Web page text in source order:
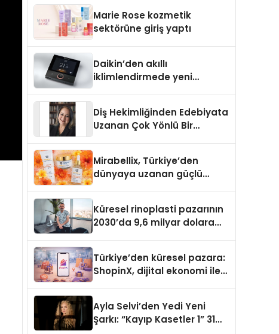
Aldı
Marie Rose kozmetik
sektörüne giriş yaptı
Daikin’den akıllı
iklimlendirmede yeni
Diş Hekimliğinden Edebiyata
Uzanan Çok Yönlü Bir
Mirabellix, Türkiye’den
dünyaya uzanan güçlü
Küresel rinoplasti pazarının
2030’da 9,6 milyar dolara
Türkiye’den küresel pazara:
ShopinX, dijital ekonomi ile
Ayla Selvi’den Yedi Yeni
Şarkı: “Kayıp Kasetler 1” 31